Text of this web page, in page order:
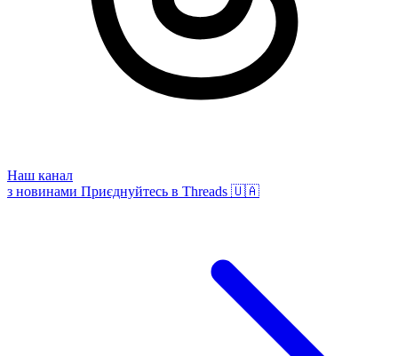
Наш канал
з новинами Приєднуйтесь в Threads 🇺🇦